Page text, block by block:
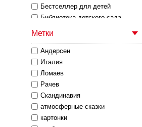
Бестселлер для детей
Библиотека детского сада
Большая книга детям
Большая коллекция сказок
В гостях у сказки
Веселая компания
Весёлые картинки
Вне серии
Внеклассное чтение
Метки
Андерсен
Италия
Ломаев
Рачев
Скандинавия
атмосферные сказки
картонки